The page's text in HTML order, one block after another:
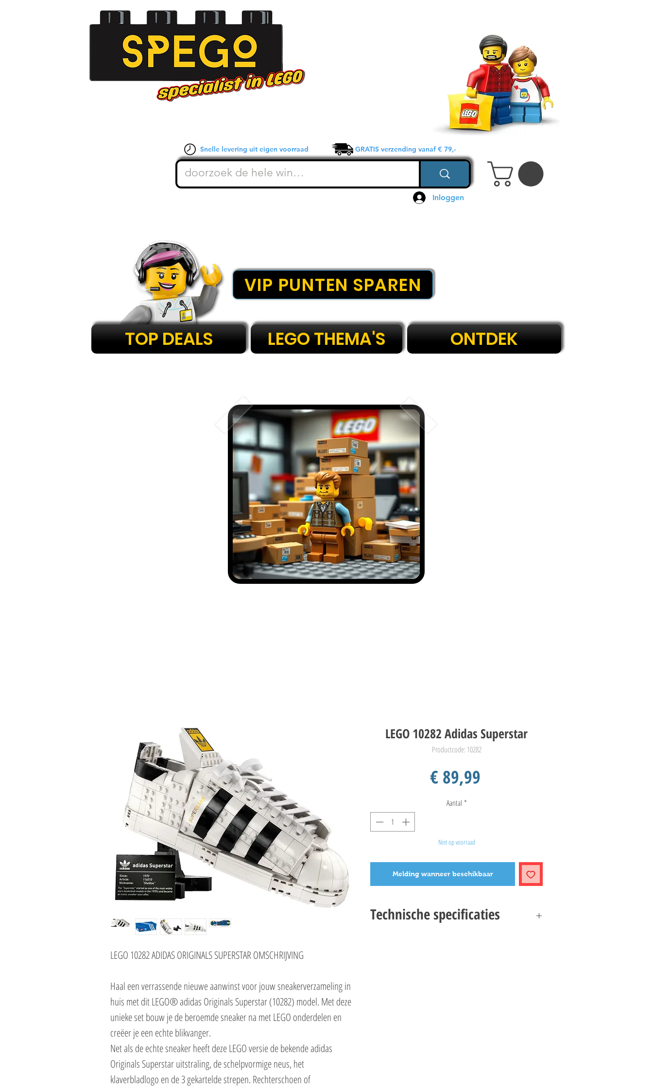
Snelle levering uit eigen voorraad GRATIS verzending vanaf € 79,-
Inloggen
VIP PUNTEN SPAREN
TOP DEALS LEGO THEMA'S ONTDEK
LEGO 10282 ADIDAS ORIGINALS SUPERSTAR OMSCHRIJVING
Haal een verrassende nieuwe aanwinst voor jouw sneakerverzameling in
huis met dit LEGO® adidas Originals Superstar (10282) model. Met deze
unieke set bouw je de beroemde sneaker na met LEGO onderdelen en
creëer je een echte blikvanger.
Net als de echte sneaker heeft deze LEGO versie de bekende adidas
Originals Superstar uitstraling, de schelpvormige neus, het
klaverbladlogo en de 3 gekartelde strepen. Rechterschoen of
LEGO 10282 Adidas Superstar
Productcode: 10282
€ 89,99
Aantal *
Niet op voorraad
Melding wanneer beschikbaar
Technische specificaties